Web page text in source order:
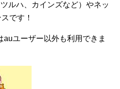
ルハ、カインズなど）やネッ
です！
ユーザー以外も利用できま